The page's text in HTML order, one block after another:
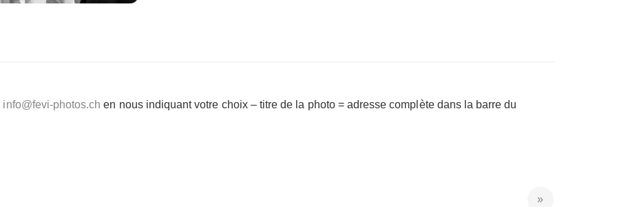
info@fevi-photos.ch en nous indiquant votre choix – titre de la photo = adresse complète dans la barre du